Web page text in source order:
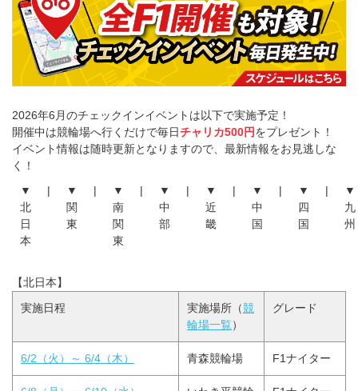
2026年6月のチェックインイベントは以下で実施予定！
開催中は競輪場へ行くだけで毎日チャリカ500円をプレゼント！
イベント情報は随時更新となりますので、最新情報をお見逃しな
く！
▼
北
日
本
|
▼
関
東
|
▼
南
関
東
|
▼
中
部
|
▼
近
畿
|
▼
中
国
|
▼
四
国
|
▼
九
州
【北日本】
実施日程
実施場所（競
輪場一覧）
グレード
6/2（火）～ 6/4（木） 青森競輪場 F1ナイター